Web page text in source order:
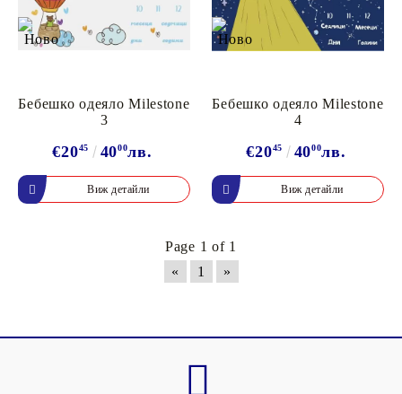
Бебешко одеяло Milestone
3
€2045 4000лв.
Виж детайли
Бебешко одеяло Milestone
4
€2045 4000лв.
Виж детайли
Page 1 of 1
«
1 »